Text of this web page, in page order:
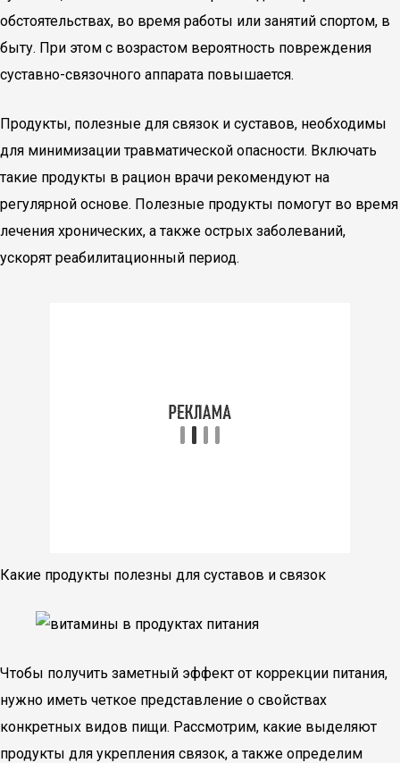
обстоятельствах, во время работы или занятий спортом, в
быту. При этом с возрастом вероятность повреждения
суставно-связочного аппарата повышается.
Продукты, полезные для связок и суставов, необходимы
для минимизации травматической опасности. Включать
такие продукты в рацион врачи рекомендуют на
регулярной основе. Полезные продукты помогут во время
лечения хронических, а также острых заболеваний,
ускорят реабилитационный период.
Какие продукты полезны для суставов и связок
Чтобы получить заметный эффект от коррекции питания,
нужно иметь четкое представление о свойствах
конкретных видов пищи. Рассмотрим, какие выделяют
продукты для укрепления связок, а также определим